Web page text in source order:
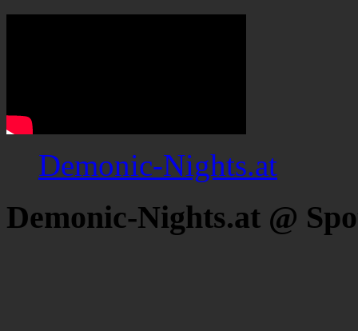
Demonic-Nights.at
Demonic-Nights.at @